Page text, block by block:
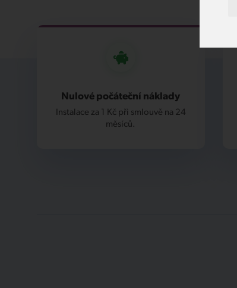
Nulové počáteční náklady
Instalace za 1 Kč při smlouvě na 24
měsíců.